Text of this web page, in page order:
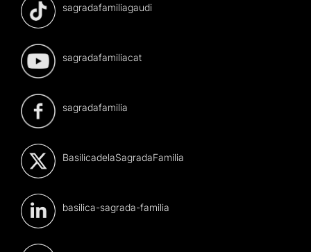
sagradafamiliagaudi
sagradafamiliacat
sagradafamilia
BasilicadelaSagradaFamilia
basilica-sagrada-familia